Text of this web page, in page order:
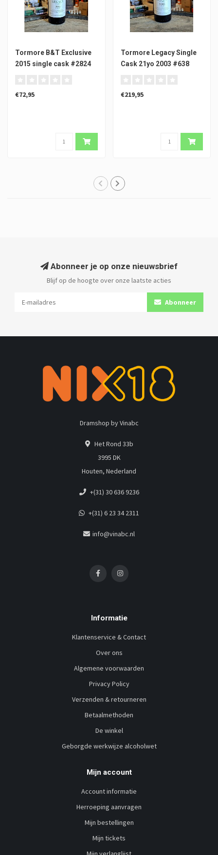
Tormore B&T Exclusive
2015 single cask #2824
€72,95
Tormore Legacy Single
Cask 21yo 2003 #638
€219,95
Abonneer je op onze nieuwsbrief
Blijf op de hoogte over onze laatste acties
Abonneer
Dramshop by Vinabc
Het Rond 33b
3995 DK
Houten, Nederland
+(31) 30 636 9236
+(31) 6 23 34 2311
info@vinabc.nl
Informatie
Klantenservice & Contact
Over ons
Algemene voorwaarden
Privacy Policy
Verzenden & retourneren
Betaalmethoden
De winkel
Geborgde werkwijze alcoholwet
Mijn account
Account informatie
Herroeping aanvragen
Mijn bestellingen
Mijn tickets